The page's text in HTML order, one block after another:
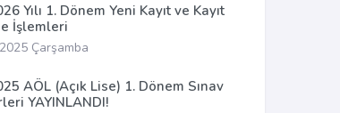
Yılı 1. Dönem Yeni Kayıt ve Kayıt
İşlemleri
Çarşamba
AÖL (Açık Lise) 1. Dönem Sınav
YAYINLANDI!